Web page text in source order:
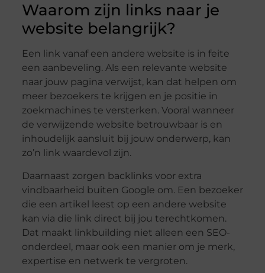
Waarom zijn links naar je
website belangrijk?
Een link vanaf een andere website is in feite
een aanbeveling. Als een relevante website
naar jouw pagina verwijst, kan dat helpen om
meer bezoekers te krijgen en je positie in
zoekmachines te versterken. Vooral wanneer
de verwijzende website betrouwbaar is en
inhoudelijk aansluit bij jouw onderwerp, kan
zo’n link waardevol zijn.
Daarnaast zorgen backlinks voor extra
vindbaarheid buiten Google om. Een bezoeker
die een artikel leest op een andere website
kan via die link direct bij jou terechtkomen.
Dat maakt linkbuilding niet alleen een SEO-
onderdeel, maar ook een manier om je merk,
expertise en netwerk te vergroten.